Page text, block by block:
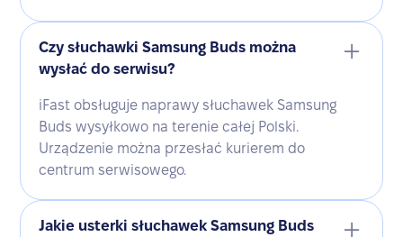
Czy słuchawki Samsung Buds można
wysłać do serwisu?
iFast obsługuje naprawy słuchawek Samsung
Buds wysyłkowo na terenie całej Polski.
Urządzenie można przesłać kurierem do
centrum serwisowego.
Jakie usterki słuchawek Samsung Buds